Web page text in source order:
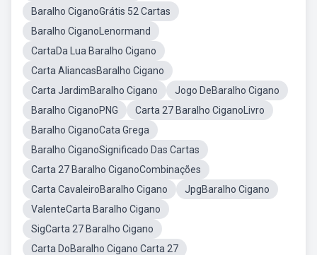
Baralho CiganoGrátis 52 Cartas
Baralho CiganoLenormand
CartaDa Lua Baralho Cigano
Carta AliancasBaralho Cigano
Carta JardimBaralho Cigano
Jogo DeBaralho Cigano
Baralho CiganoPNG
Carta 27 Baralho CiganoLivro
Baralho CiganoCata Grega
Baralho CiganoSignificado Das Cartas
Carta 27 Baralho CiganoCombinações
Carta CavaleiroBaralho Cigano
JpgBaralho Cigano
ValenteCarta Baralho Cigano
SigCarta 27 Baralho Cigano
Carta DoBaralho Cigano Carta 27